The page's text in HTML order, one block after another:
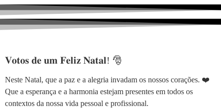
𝐕𝐨𝐭𝐨𝐬 𝐝𝐞 𝐮𝐦 𝐅𝐞𝐥𝐢𝐳 𝐍𝐚𝐭𝐚𝐥! 🎅
Neste Natal, que a paz e a alegria invadam os nossos corações. ❤️
Que a esperança e a harmonia estejam presentes em todos os
contextos da nossa vida pessoal e profissional.